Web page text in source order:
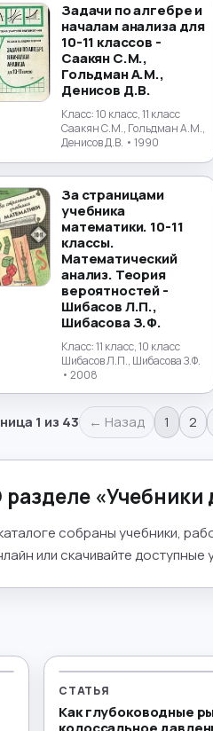
Задачи по алгебре и
началам анализа для
10-11 классов -
Саакян С.М.,
Гольдман А.М.,
Денисов Д.В.
Класс:10 класс, 11 класс
Саакян С.М., Гольдман А.М.,
Денисов Д.В. • 1990
За страницами
учебника
математики. 10-11
классы.
Математический
анализ. Теория
вероятностей -
Шибасов Л.П.,
Шибасова З.Ф.
Класс:11 класс, 10 класс
Шибасов Л.П., Шибасова З.Ф.
• 2008
1 из 43 ← Назад 1 2
разделе «Учебники
собраны учебники,
или скачивайте доступные
СТАТЬЯ
Как глубоководные